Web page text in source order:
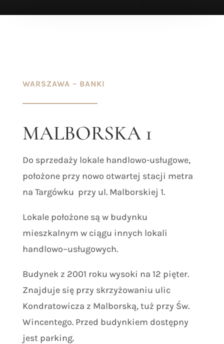
WARSZAWA – BANKI
MALBORSKA 1
Do sprzedaży lokale handlowo-usługowe,
położone przy nowo otwartej stacji metra
na Targówku przy ul. Malborskiej 1.
Lokale położone są w budynku
mieszkalnym w ciągu innych lokali
handlowo–usługowych.
Budynek z 2001 roku wysoki na 12 pięter.
Znajduje się przy skrzyżowaniu ulic
Kondratowicza z Malborską, tuż przy Św.
Wincentego. Przed budynkiem dostępny
jest parking.